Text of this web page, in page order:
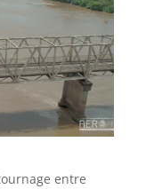
entre